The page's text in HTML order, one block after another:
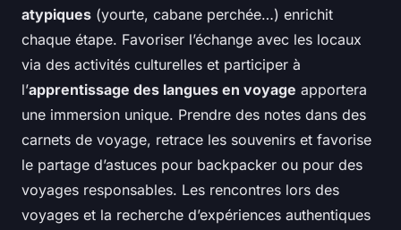
atypiques (yourte, cabane perchée…) enrichit
chaque étape. Favoriser l’échange avec les locaux
via des activités culturelles et participer à
l’apprentissage des langues en voyage apportera
une immersion unique. Prendre des notes dans des
carnets de voyage, retrace les souvenirs et favorise
le partage d’astuces pour backpacker ou pour des
voyages responsables. Les rencontres lors des
voyages et la recherche d’expériences authentiques